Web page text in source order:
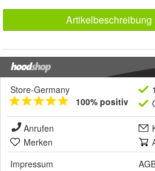
Artikelbeschreibung
Store-Germany
100% positiv
Anrufen
Merken
Impressum